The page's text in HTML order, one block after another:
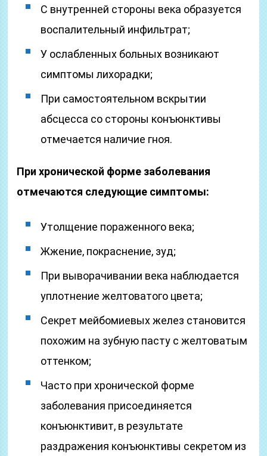
С внутренней стороны века образуется
воспалительный инфильтрат;
У ослабленных больных возникают
симптомы лихорадки;
При самостоятельном вскрытии
абсцесса со стороны конъюнктивы
отмечается наличие гноя.
При хронической форме заболевания
отмечаются следующие симптомы:
Утолщение пораженного века;
Жжение, покраснение, зуд;
При выворачивании века наблюдается
уплотнение желтоватого цвета;
Секрет мейбомиевых желез становится
похожим на зубную пасту с желтоватым
оттенком;
Часто при хронической форме
заболевания присоединяется
конъюнктивит, в результате
раздражения конъюнктивы секретом из